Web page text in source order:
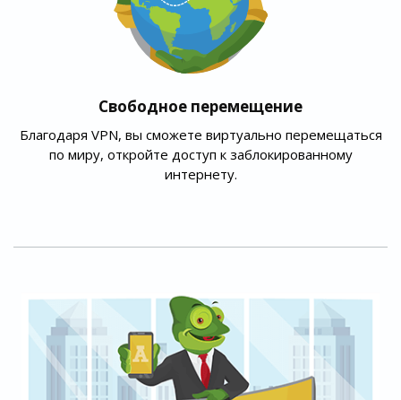
Свободное перемещение
Благодаря VPN, вы сможете виртуально перемещаться
по миру, откройте доступ к заблокированному
интернету.